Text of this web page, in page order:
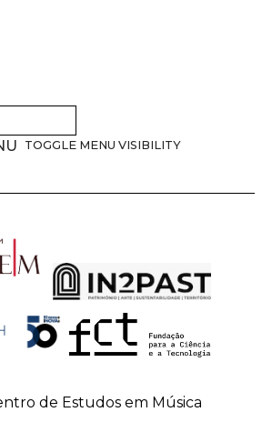
TOGGLE MENU VISIBILITY
de Estudos em Música